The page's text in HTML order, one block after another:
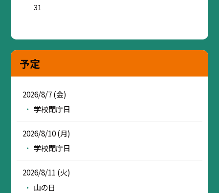
31
予定
2026/8/7 (金)
学校閉庁日
2026/8/10 (月)
学校閉庁日
2026/8/11 (火)
山の日